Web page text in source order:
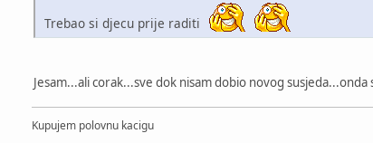
Trebao si djecu prije raditi
Jesam...ali corak...sve dok nisam dobio novog
Kupujem polovnu kacigu